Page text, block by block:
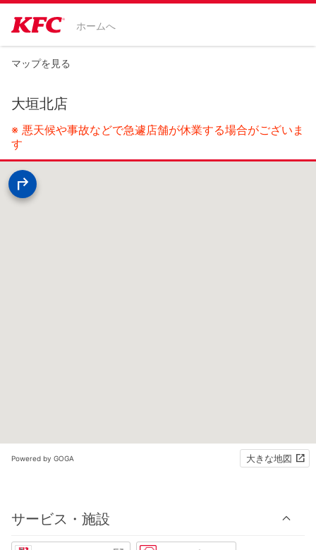
ホームへ
マップを見る
大垣北店
※ 悪天候や事故などで急遽店舗が休業する場合がございま
す
Powered by GOGA 大きな地図
サービス・施設